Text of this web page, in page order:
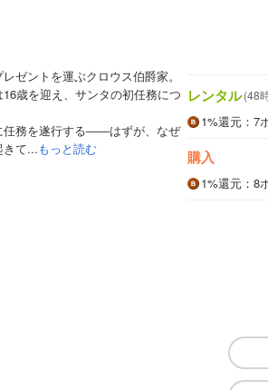
ゼントを運ぶクロウス伯爵家。
歳を迎え、サンタの初任務につ
任務を遂行する――はずが、なぜ
きて...もっと読む
レンタル(48
1%還元 ：7
購入
1%還元 ：8